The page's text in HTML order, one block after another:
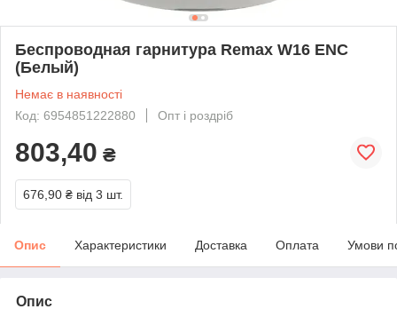
Беспроводная гарнитура Remax W16 ENC
(Белый)
Немає в наявності
Код: 6954851222880
Опт і роздріб
803,40 ₴
676,90 ₴ від 3 шт.
Опис Характеристики Доставка Оплата Умови
Опис